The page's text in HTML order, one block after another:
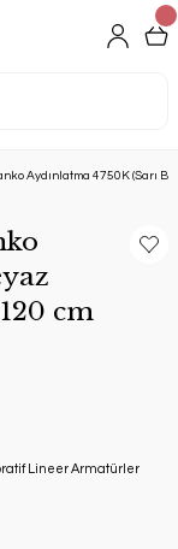
Aydınlatma 4750K (Sarı
cm
Lineer Armatürler